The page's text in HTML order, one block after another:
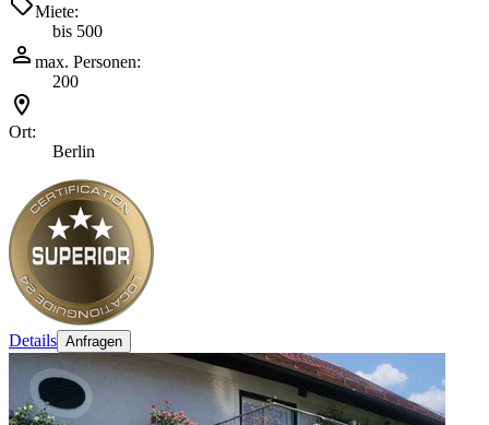
Miete:
bis 500
max. Personen:
200
Ort:
Berlin
Details Anfragen